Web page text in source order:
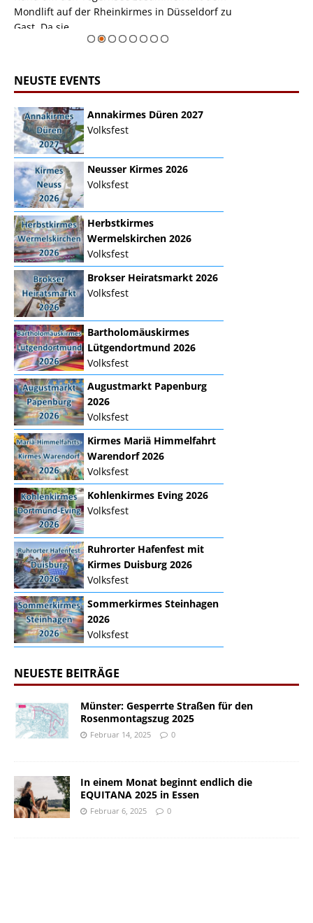
Mondlift auf der Rheinkirmes in Düsseldorf zu
Gast. Da sie ...
NEUSTE EVENTS
Annakirmes Düren 2027
Volksfest
Neusser Kirmes 2026
Volksfest
Herbstkirmes
Wermelskirchen 2026
Volksfest
Brokser Heiratsmarkt 2026
Volksfest
Bartholomäuskirmes
Lütgendortmund 2026
Volksfest
Augustmarkt Papenburg
2026
Volksfest
Kirmes Mariä Himmelfahrt
Warendorf 2026
Volksfest
Kohlenkirmes Eving 2026
Volksfest
Ruhrorter Hafenfest mit
Kirmes Duisburg 2026
Volksfest
Sommerkirmes Steinhagen
2026
Volksfest
NEUESTE BEITRÄGE
Münster: Gesperrte Straßen für den
Rosenmontagszug 2025
Februar 14, 2025 0
In einem Monat beginnt endlich die
EQUITANA 2025 in Essen
Februar 6, 2025 0